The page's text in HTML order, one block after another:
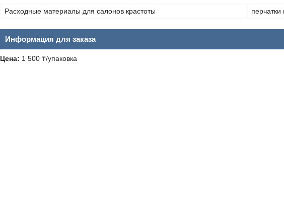
Расходные материалы для салонов крастоты
Информация для заказа
Цена: 1 500 ₸/упаковка